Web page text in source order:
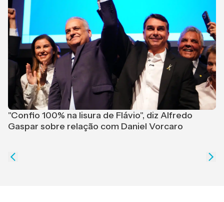
"Confio 100% na lisura de Flávio", diz Alfredo
Gaspar sobre relação com Daniel Vorcaro